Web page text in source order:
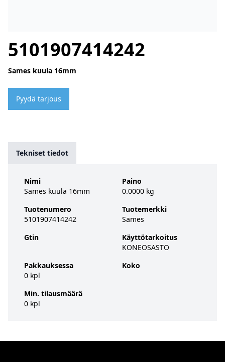
5101907414242
Sames kuula 16mm
Pyydä tarjous
Tekniset tiedot
Nimi
Sames kuula 16mm
Tuotenumero
5101907414242
Gtin
Pakkauksessa
0 kpl
Min. tilausmäärä
0 kpl
Paino
0.0000 kg
Tuotemerkki
Sames
Käyttötarkoitus
KONEOSASTO
Koko